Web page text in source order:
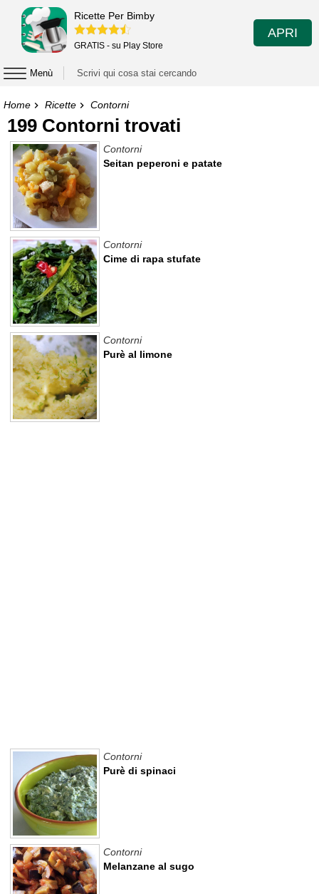
Ricette Per Bimby
GRATIS - su Play Store
APRI
Menù
Home Ricette Contorni
199 Contorni trovati
Seitan peperoni e patate
Contorni
Cime di rapa stufate
Contorni
Purè al limone
Contorni
Purè di spinaci
Contorni
Melanzane al sugo
Contorni